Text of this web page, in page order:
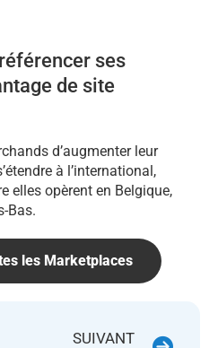
ses
de site
d’augmenter leur
à l’international,
elles opèrent en Belgique,
Bas.
les Marketplaces
SUIVANT